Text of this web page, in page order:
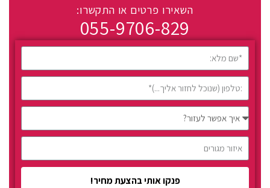
השאירו פרטים או התקשרו:
055-9706-829
פנקו אותי בהצעת מחיר!